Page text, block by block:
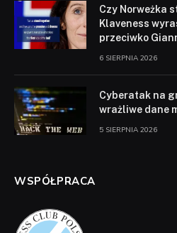
Czy Norweżka
Klaveness
przeciwko
6 SIERPNIA 2026
Cyberatak na
wrażliwe dane
5 SIERPNIA 2026
WSPÓŁPRACA